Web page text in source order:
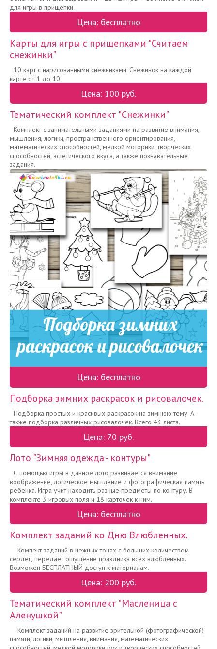
для игры в прищепки.
Цена: бесплатно
Карты для игры с прищепками "Считаем
снежинки"
10 карт с нарисованными снежинками. Снежинок на каждой
карте от 1 до 10.
Цена: 100 руб.
Тематический комплект "Снежинки"
Комплект с занимательными заданиями на развитие внимания,
мышления, логики, пространственного ориентирования,
математических способностей, мелкой моторики, творческих
способностей, эстетического вкуса, а также познавательные
задания.
Цена: бесплатно
Подборка зимних раскрасок и рисовалочек.
Подборка простых и красивых раскрасок на зимнюю тему. А
также подборка различных рисовалочек. Всего 43 листа.
Цена: 70 руб.
Лото "Зимняя одежда - контуры"
С помощью игры в данное лото развивается внимание,
воображение, логическое мышление и фотографическая память
ребенка. Игра учит находить разные предметы по контуру. В
комплекте 3 игровых поля и 18 карточек к ним.
Цена: бесплатно
Комплект заданий ко Дню Влюбленных.
Компект заданий в нежных тонах с больших количеством
сердец передает ощущение праздника всех влюбленных.
Возможен БЕСПЛАТНЫЙ доступ к материалам.
Цена: 200 руб.
Тематический комплект "Масленица с
Аленушкой"
Комплект заданий на развитие зрительной (фотографической)
памяти, логики, мышления, внимания, математических